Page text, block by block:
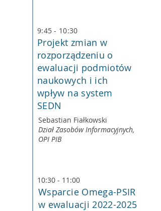
9:45 - 10:30
Projekt zmian w
rozporządzeniu o
ewaluacji podmiotów
naukowych i ich
wpływ na system
SEDN
Sebastian Fiałkowski
Dział Zasobów Informacyjnych,
OPI PIB
10:30 - 11:00
Wsparcie Omega-PSIR
w ewaluacji2022-2025